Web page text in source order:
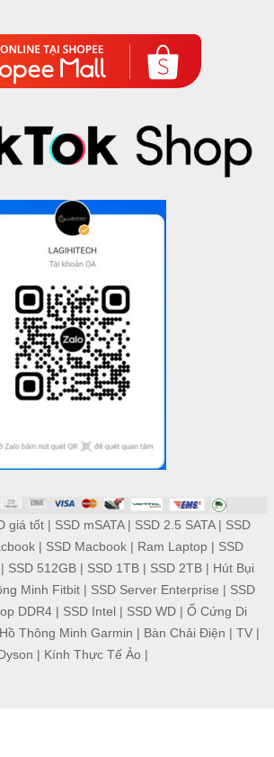
giá tốt| SSD mSATA| SSD 2.5 SATA| SSD
| SSD Macbook| Ram Laptop| SSD
SSD 512GB| SSD 1TB| SSD 2TB| Hút Bụi
Minh Fitbit| SSD Server Enterprise | SSD
DDR4| SSD Intel| SSD WD| Ổ Cứng Di
Thông Minh Garmin | Bàn Chải Điện | TV|
| Kính Thực Tế Ảo |